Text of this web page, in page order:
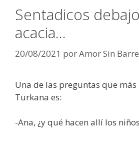
Sentadicos
acacia…
20/08/2021 porAmor Sin
Una de las preguntas que más
Turkana es:
-Ana, ¿y qué hacen allí los